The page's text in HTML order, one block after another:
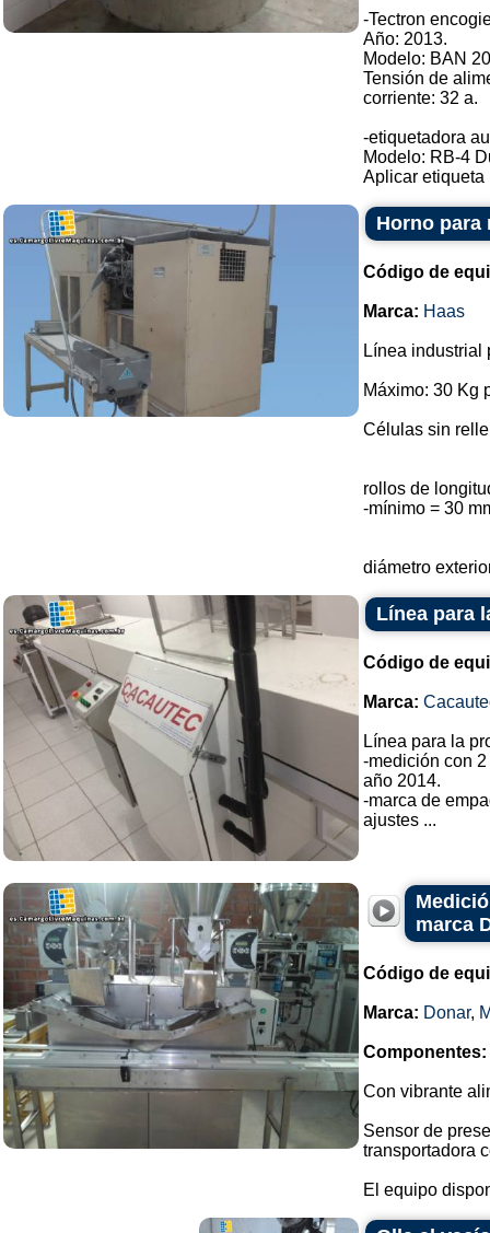
-Tectron
Año: 2013.
Modelo: BAN
Tensión de
corriente: 32 a.
-etiquetadora
Modelo: RB-4
Aplicar etiqueta
Horno para
Código de
Marca: Haas
Línea industrial
Máximo: 30 Kg
Células sin
rollos de
-mínimo = 30
diámetro
Línea para
Código de
Marca:
Línea para la
-medición con
año 2014.
-marca de
ajustes ...
marca
Código de
Marca: Donar,
Componentes:
Con vibrante
Sensor de
transportadora
El equipo